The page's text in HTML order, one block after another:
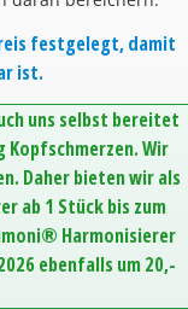
festgelegt, damit
ist.
uns selbst bereitet
Wir
Daher bieten wir als
ab 1 Stück bis zum
Harmonisierer
ebenfalls um 20,-